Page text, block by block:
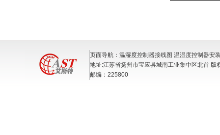
页面导航：温湿度控制器接线图 温湿度控制器安
地址:江苏省扬州市宝应县城南工业集中区北首 版
邮编：225800